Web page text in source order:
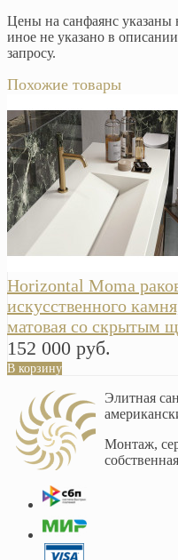
Цены на санфаянс указаны
иное не указано в
запросу.
Похожие товары
Horizontal Moma
искусственного
матовая со скрытым
152 000 руб.
В корзину
Элитная
Монтаж,